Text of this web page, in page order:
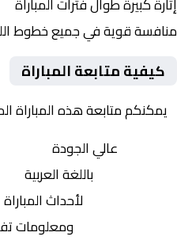
منافسة قوية في جميع خطوط
كيفية متابعة المباراة
يمكنكم متابعة هذه المباراة
عالي الجودة
باللغة العربية
لأحداث المباراة
ومعلومات